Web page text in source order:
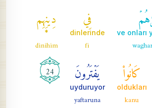
ve onları
فِي
dinlerinde
fi
دِينِهِم
*
dinihim
كَانُواْ
oldukları
kanu
يَفۡتَرُونَ
uyduruyor
yaftaruna
24